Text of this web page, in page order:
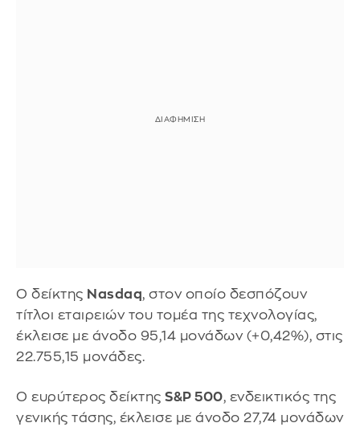
Ο δείκτης Nasdaq, στον οποίο δεσπόζουν
τίτλοι εταιρειών του τομέα της τεχνολογίας,
έκλεισε με άνοδο 95,14 μονάδων (+0,42%), στις
22.755,15 μονάδες.
Ο ευρύτερος δείκτης S&P 500, ενδεικτικός της
γενικής τάσης, έκλεισε με άνοδο 27,74 μονάδων